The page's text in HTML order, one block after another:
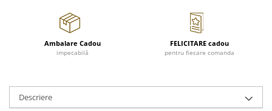
CORNUCOPIA
INTAGLIO
JASPER CONRAN GOLD
ANTHEMION BLUE
BUTTERFLY BLOOM
Ambalare Cadou
impecabilă
FELICITARE cadou
pentru fiecare comanda
Descriere